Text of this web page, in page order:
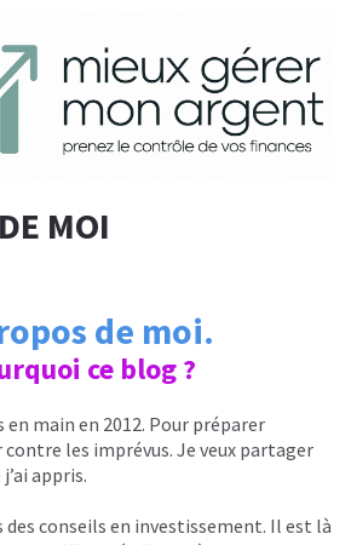
MOI
de moi.
ce blog ?
main en 2012. Pour préparer
les imprévus. Je veux partager
appris.
des conseils en investissement. Il est là